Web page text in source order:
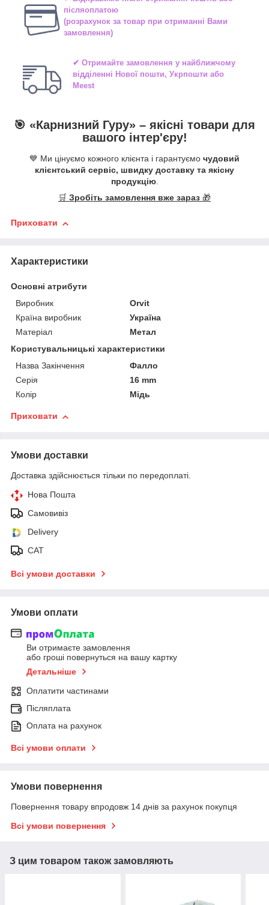
післяоплатою
(розрахунок за товар при отриманні Вами
замовлення)
✔ Отримайте замовлення у найближчому
відділенні Нової пошти, Укрпошти або
Meest
🎯 «Карнизний Гуру» – якісні товари для
вашого інтер'єру!
💙 Ми цінуємо кожного клієнта і гарантуємо чудовий
клієнтський сервіс, швидку доставку та якісну
продукцію.
🛒 Зробіть замовлення вже зараз 🎁
Приховати
Характеристики
Основні атрибути
Виробник
Orvit
Країна виробник
Україна
Матеріал
Метал
Користувальницькі характеристики
Назва Закінчення
Фалло
Серія
16 mm
Колір
Мідь
Приховати
Умови доставки
Доставка здійснюється тільки по передоплаті.
Нова Пошта
Самовивіз
Delivery
САТ
Всі умови доставки
Умови оплати
Ви отримаєте замовлення
або гроші повернуться на вашу картку
Детальніше
Оплатити частинами
Післяплата
Оплата на рахунок
Всі умови оплати
Умови повернення
Повернення товару впродовж 14 днів за рахунок покупця
Всі умови повернення
З цим товаром також замовляють